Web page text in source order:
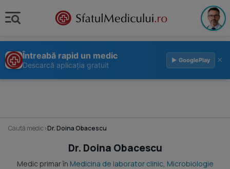
Întreabă rapid un medic
Descarcă aplicația gratuit
▶ GooglePlay ×
Caută medic›Dr. Doina Obacescu
Dr. Doina Obacescu
Medic primar în Medicina de laborator clinic, Microbiologie